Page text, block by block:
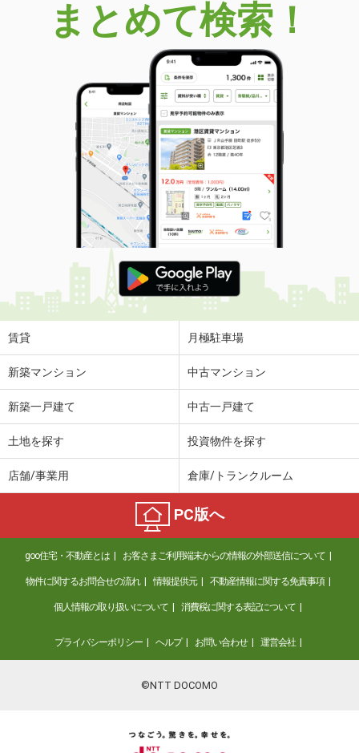
まとめて検索！
賃貸 月極駐車場
新築マンション 中古マンション
新築一戸建て 中古一戸建て
土地を探す 投資物件を探す
店舗/事業用 倉庫/トランクルーム
PC版へ
goo住宅・不動産とは お客さまご利用端末からの情報の外部送信について
物件に関するお問合せの流れ 情報提供元 不動産情報に関する免責事項
個人情報の取り扱いについて 消費税に関する表記について
プライバシーポリシー ヘルプ お問い合わせ 運営会社
©NTT DOCOMO